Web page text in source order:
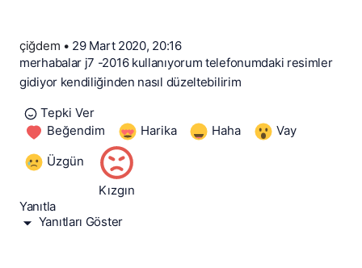
çiğdem • 29 Mart 2020, 20:16
merhabalar j7 -2016 kullanıyorum telefonumdaki resimler
gidiyor kendiliğinden nasıl düzeltebilirim
Tepki Ver
Beğendim
Harika Haha Vay
Üzgün
Kızgın
Yanıtla
Yanıtları Göster